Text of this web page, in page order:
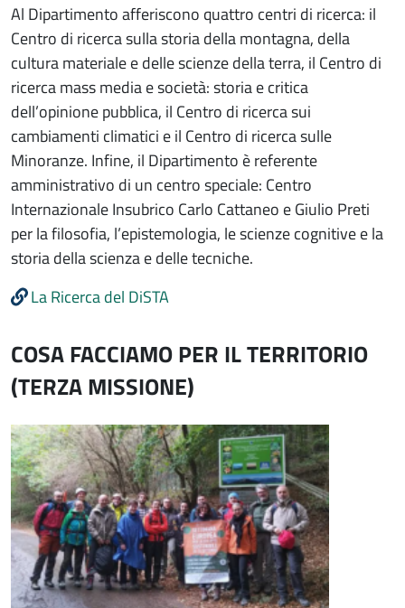
Al Dipartimento afferiscono quattro centri di ricerca: il
Centro di ricerca sulla storia della montagna, della
cultura materiale e delle scienze della terra, il Centro di
ricerca mass media e società: storia e critica
dell’opinione pubblica, il Centro di ricerca sui
cambiamenti climatici e il Centro di ricerca sulle
Minoranze. Infine, il Dipartimento è referente
amministrativo di un centro speciale: Centro
Internazionale Insubrico Carlo Cattaneo e Giulio Preti
per la filosofia, l’epistemologia, le scienze cognitive e la
storia della scienza e delle tecniche.
La Ricerca del DiSTA
COSA FACCIAMO PER IL TERRITORIO
(TERZA MISSIONE)
Immagine